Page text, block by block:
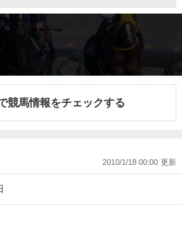
競馬情報をチェックする
2010/1/18 00:00